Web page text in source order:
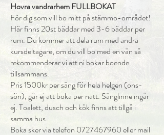
Hovra vandrarhem FULLBOKAT
För dig som vill bo mitt på stämmo-området!
Här finns 20st bäddar med 3-6 bäddar per
rum. Du kommer att dela rum med andra
kursdeltagare, om du vill bo med en vän så
rekommenderar vi att ni bokar boende
tillsammans.
Pris 1500kr per säng för hela helgen (ons-
sön), går ej att boka per natt. Sänglinne ingår
ej. Toalett, dusch och kök finns att tillgå i
samma hus.
Boka sker via telefon 0727467960eller mail